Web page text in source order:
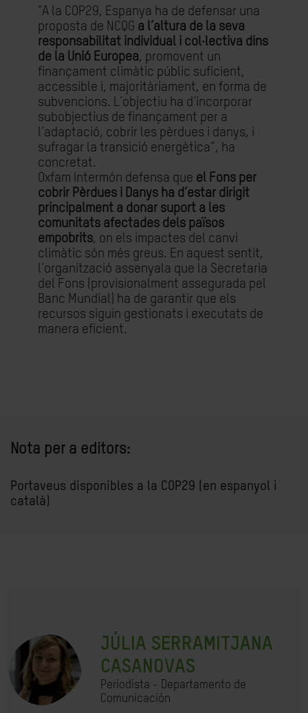
“A la COP29, Espanya ha de defensar una
proposta de NCQG a l’altura de la seva
responsabilitat individual i col·lectiva dins
de la Unió Europea, promovent un
finançament climàtic públic suficient,
accessible i, majoritàriament, en forma de
subvencions. L’objectiu ha d’incorporar
subobjectius de finançament per a
l’adaptació, cobrir les pèrdues i danys, i
sufragar la transició energètica”, ha
concretat.
Oxfam Intermón defensa que el Fons per
cobrir Pèrdues i Danys ha d’estar dirigit
principalment a donar suport a les
comunitats afectades dels països
empobrits, on els impactes del canvi
climàtic són més greus. En aquest sentit,
l’organització assenyala que la Secretaria
del Fons (provisionalment assegurada pel
Banc Mundial) ha de garantir que els
recursos siguin gestionats i executats de
manera eficient.
Nota per a editors:
Portaveus disponibles a la COP29 (en espanyol i
català)
JÚLIA SERRAMITJANA
CASANOVAS
Periodista - Departamento de
Comunicación